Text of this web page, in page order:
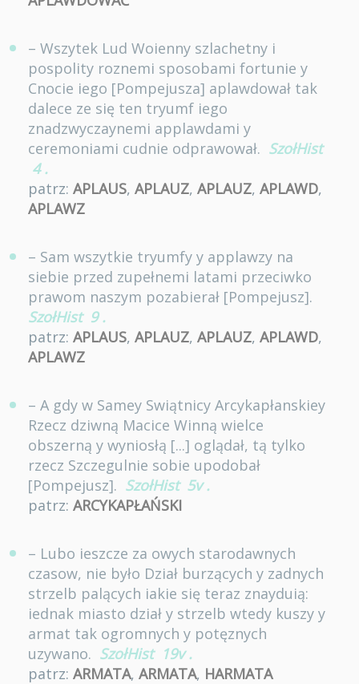
– Wszytek Lud Woienny szlachetny i
pospolity roznemi sposobami fortunie y
Cnocie iego [Pompejusza] aplawdował tak
dalece ze się ten tryumf iego
znadzwyczaynemi applawdami y
ceremoniami cudnie odprawował. SzołHist
4 .
patrz: APLAUS, APLAUZ, APLAUZ, APLAWD,
APLAWZ
– Sam wszytkie tryumfy y applawzy na
siebie przed zupełnemi latami przeciwko
prawom naszym pozabierał [Pompejusz].
SzołHist 9 .
patrz: APLAUS, APLAUZ, APLAUZ, APLAWD,
APLAWZ
– A gdy w Samey Swiątnicy Arcykapłanskiey
Rzecz dziwną Macice Winną wielce
obszerną y wyniosłą [...] oglądał, tą tylko
rzecz Szczegulnie sobie upodobał
[Pompejusz]. SzołHist 5v .
patrz: ARCYKAPŁAŃSKI
– Lubo ieszcze za owych starodawnych
czasow, nie było Dział burzących y zadnych
strzelb palących iakie się teraz znayduią:
iednak miasto dział y strzelb wtedy kuszy y
armat tak ogromnych y potęznych
uzywano. SzołHist 19v .
patrz: ARMATA, ARMATA, HARMATA